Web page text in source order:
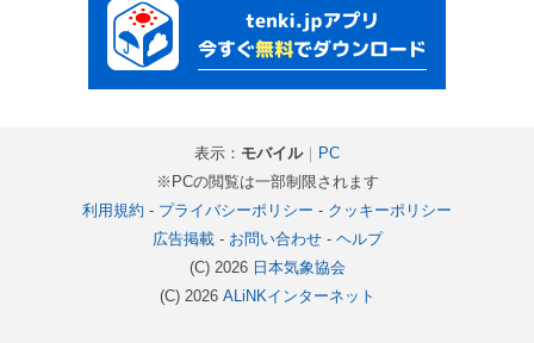
表示： モバイル｜ PC
※PCの閲覧は一部制限されます
利用規約 - プライバシーポリシー - クッキーポリシー
広告掲載- お問い合わせ- ヘルプ
(C) 2026 日本気象協会
(C) 2026 ALiNKインターネット